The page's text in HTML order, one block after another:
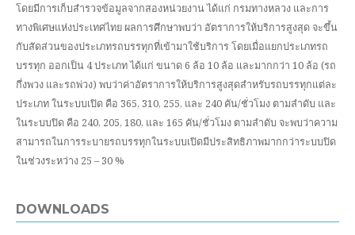
โดยมีการเก็บสำรวจข้อมูลจากสองหน่วยงาน ได้แก่ กรมทางหลวง และการ
ทางพิเศษแห่งประเทศไทย ผลการศึกษาพบว่า อัตราการให้บริการสูงสุด จะขึ้น
กับสัดส่วนของประเภทรถบรรทุกที่เข้ามาใช้บริการ โดยเมื่อแยกประเภทรถ
บรรทุก ออกเป็น 4 ประเภท ได้แก่ ขนาด 6 ล้อ 10 ล้อ และมากกว่า 10 ล้อ (รถ
กึ่งพวง และรถพ่วง) พบว่าค่าอัตราการให้บริการสูงสุดสำหรับรถบรรทุกแต่ละ
ประเภท ในระบบเปิด คือ 365, 310, 255, และ 240 คัน/ชั่วโมง ตามลำดับ และ
ในระบบปิด คือ 240, 205, 180, และ 165 คัน/ชั่วโมง ตามลำดับ จะพบว่าความ
สามารถในการระบายรถบรรทุกในระบบเปิดมีประสิทธิภาพมากกว่าระบบปิด
ในช่วงระหว่าง 25 – 30 %
DOWNLOADS